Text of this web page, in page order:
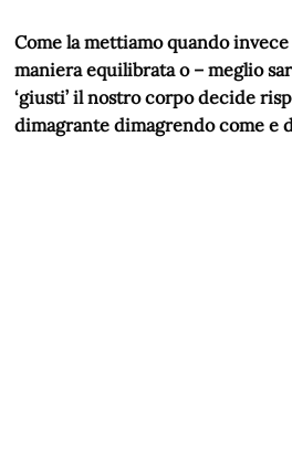
Come la mettiamo quando
maniera equilibrata o – meglio
‘giusti’ il nostro corpo decide
dimagrante dimagrendo come e